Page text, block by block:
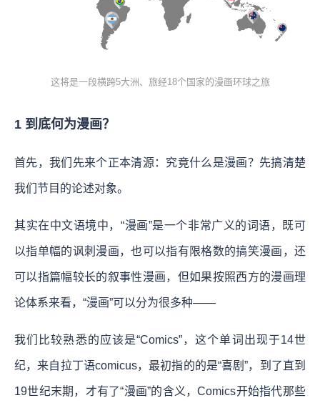
这将是一段横跨5大洲、旅经18个国家的漫画环球之旅
1 到底何为漫画？
首先，我们先来个正本清源：究竟什么是漫画？先搞清楚
我们节目的论述对象。
其实在中文语境中，“漫画”是一个非常广义的词语，既可
以指单幅的讽刺漫画，也可以指有限格数的搞笑漫画，还
可以指篇幅较长的叙事性漫画，但如果按照西方的漫画理
论体系来看，“漫画”可以分为很多种——
我们比较熟悉的应该是“Comics”，这个单词出现于14世
纪，来自拉丁语comicus，最初指的的是“喜剧”，到了直到
19世纪末期，才有了“漫画”的含义，Comics开始指代那些